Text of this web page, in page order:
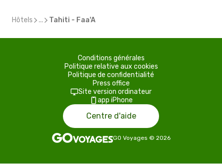
Hôtels ... Tahiti - Faa'A
Conditions générales
Politique relative aux cookies
Politique de confidentialité
Press office
Site version ordinateur
app iPhone
Centre d'aide
GO Voyages © 2026